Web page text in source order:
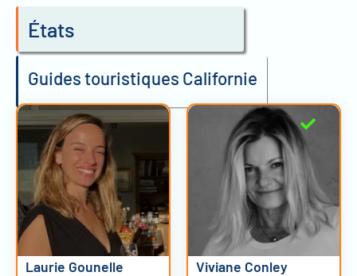
États
Guides touristiques Californie
Laurie Gounelle Viviane Conley